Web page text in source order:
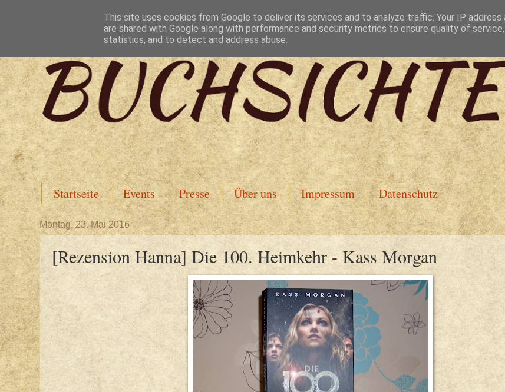
Startseite Events Presse Über uns Impressum Datenschutz
Montag, 23. Mai 2016
[Rezension Hanna] Die 100. Heimkehr - Kass Morgan
This site uses cookies from Google to deliver its services and to analyze traffic. Your IP address
are shared with Google along with performance and security metrics to ensure quality of
statistics, and to detect and address abuse.